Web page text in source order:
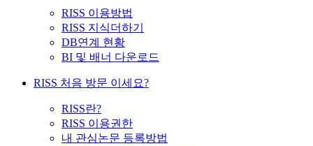
RISS 이용방법
RISS 지식더하기
DB연계 현황
BI 및 배너 다운로드
RISS 처음 방문 이세요?
RISS란?
RISS 이용권한
내 관심논문 등록방법